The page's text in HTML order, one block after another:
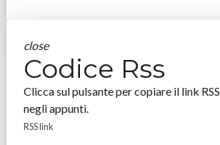
close
Codice Rss
Clicca sul pulsante per copiare il link RSS
negli appunti.
RSS link